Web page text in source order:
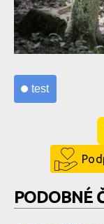
test
PODOBNÉ